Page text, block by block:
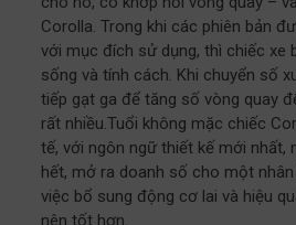
Corolla. Trong khi các phiên bản
với mục đích sử dụng, thì chiếc xe
sống và tính cách. Khi chuyển số
tiếp gạt ga để tăng số vòng quay
rất nhiều.Tuổi không mặc chiếc
tế, với ngôn ngữ thiết kế mới nhất,
hết, mở ra doanh số cho một
việc bổ sung động cơ lai và hiệu
nên tốt hơn.